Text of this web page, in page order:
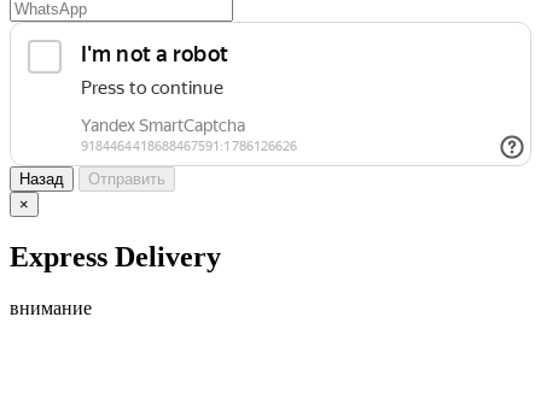
Назад
Отправить
×
Express Delivery
внимание